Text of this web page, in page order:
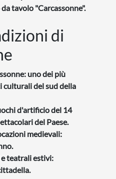
tavolo "Carcassonne".
di
uno dei più
del sud della
d'artificio del 14
del Paese.
medievali:
teatrali estivi: